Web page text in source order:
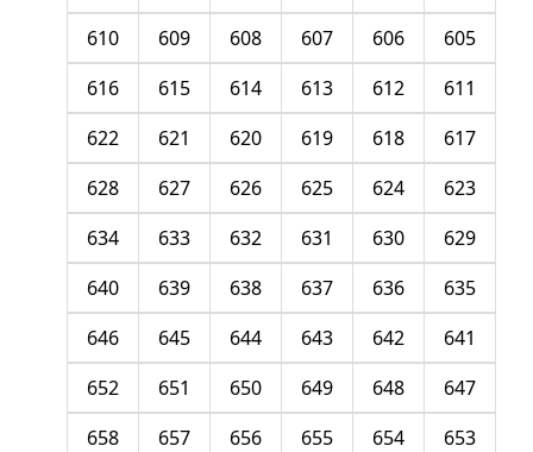
605
606
607
608
609
610
611
612
613
614
615
616
617
618
619
620
621
622
623
624
625
626
627
628
629
630
631
632
633
634
635
636
637
638
639
640
641
642
643
644
645
646
647
648
649
650
651
652
653
654
655
656
657
658